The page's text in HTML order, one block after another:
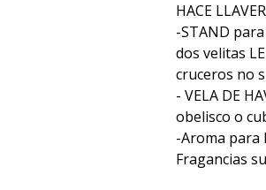
HACE
-STAND
dos velitas
cruceros no
- VELA DE
obelisco o
-Aroma para
Fragancias